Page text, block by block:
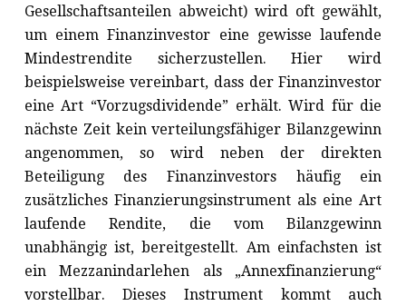
Gesellschaftsanteilen abweicht) wird oft gewählt,
um einem Finanzinvestor eine gewisse laufende
Mindestrendite sicherzustellen. Hier wird
beispielsweise vereinbart, dass der Finanzinvestor
eine Art “Vorzugsdividende” erhält. Wird für die
nächste Zeit kein verteilungsfähiger Bilanzgewinn
angenommen, so wird neben der direkten
Beteiligung des Finanzinvestors häufig ein
zusätzliches Finanzierungsinstrument als eine Art
laufende Rendite, die vom Bilanzgewinn
unabhängig ist, bereitgestellt. Am einfachsten ist
ein Mezzanindarlehen als „Annexfinanzierung“
vorstellbar. Dieses Instrument kommt auch